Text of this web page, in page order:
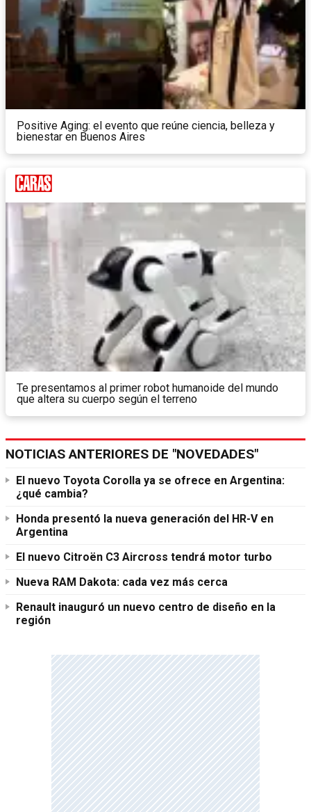
Positive Aging: el evento que reúne ciencia, belleza y
bienestar en Buenos Aires
Te presentamos al primer robot humanoide del mundo
que altera su cuerpo según el terreno
NOTICIAS ANTERIORES DE "NOVEDADES"
El nuevo Toyota Corolla ya se ofrece en Argentina:
¿qué cambia?
Honda presentó la nueva generación del HR-V en
Argentina
El nuevo Citroën C3 Aircross tendrá motor turbo
Nueva RAM Dakota: cada vez más cerca
Renault inauguró un nuevo centro de diseño en la
región